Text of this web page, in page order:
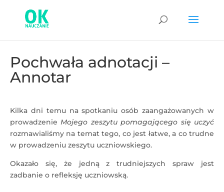
Pochwała adnotacji –
Annotar
Kilka dni temu na spotkaniu osób zaangażowanych w
prowadzenieMojego zeszytu pomagającego się uczyć
rozmawialiśmy na temat tego, co jest łatwe, a co trudne
w prowadzeniu zeszytu uczniowskiego.
Okazało się, że jedną z trudniejszych spraw jest
zadbanie o refleksję uczniowską.